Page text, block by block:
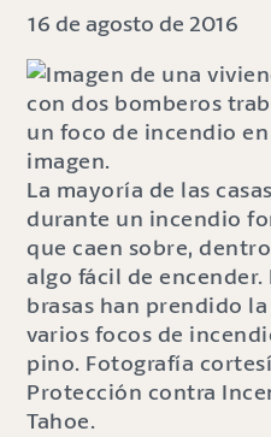
16 de agosto de 2016
La mayoría de las
durante un incendio
que caen sobre,
algo fácil de
brasas han prendido
varios focos de
pino. Fotografía
Protección contra
Tahoe.